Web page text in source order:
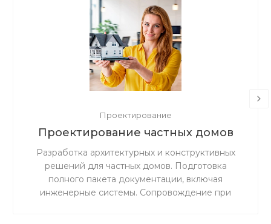
Проектирование
Проектирование частных домов
Разработка архитектурных и конструктивных
решений для частных домов. Подготовка
полного пакета документации, включая
инженерные системы. Сопровождение при